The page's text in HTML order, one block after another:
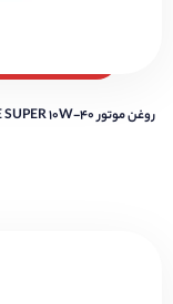
روغن موتور FORTUNE SUPER 10W-40